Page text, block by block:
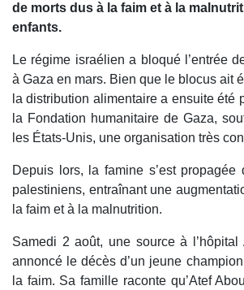
de morts dus à la faim et à la
enfants.
Le régime israélien a bloqué l’entrée
à Gaza en mars. Bien que le blocus ait
la distribution alimentaire a ensuite été
la Fondation humanitaire de Gaza,
les États-Unis, une organisation très
Depuis lors, la famine s’est propagée
palestiniens, entraînant une
la faim et à la malnutrition.
Samedi 2 août, une source à
annoncé le décès d’un jeune
la faim. Sa famille raconte qu’Atef